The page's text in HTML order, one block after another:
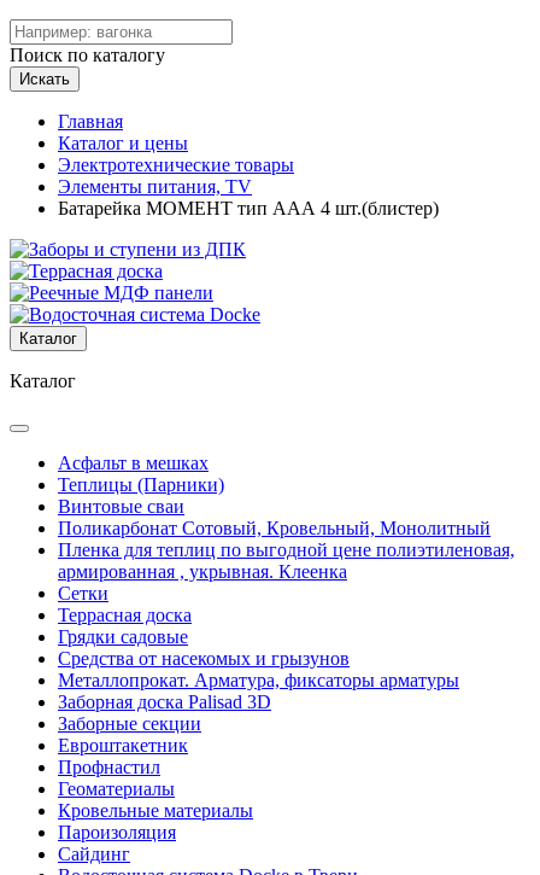
Поиск по каталогу
Искать
Главная
Каталог и цены
Электротехнические товары
Элементы питания, TV
Батарейка МОМЕНТ тип ААА 4 шт.(блистер)
Каталог
Каталог
Асфальт в мешках
Теплицы (Парники)
Винтовые сваи
Поликарбонат Сотовый, Кровельный, Монолитный
Пленка для теплиц по выгодной цене полиэтиленовая,
армированная , укрывная. Клеенка
Сетки
Террасная доска
Грядки садовые
Средства от насекомых и грызунов
Металлопрокат. Арматура, фиксаторы арматуры
Заборная доска Palisad 3D
Заборные секции
Евроштакетник
Профнастил
Геоматериалы
Кровельные материалы
Пароизоляция
Сайдинг